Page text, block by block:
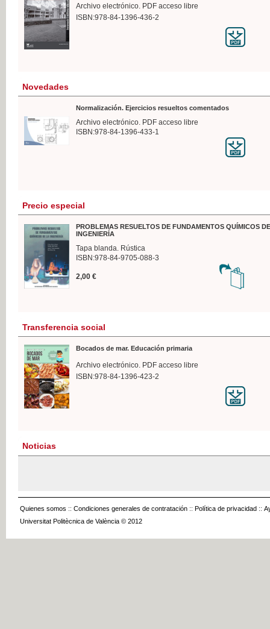
Archivo electrónico. PDF acceso libre
ISBN:978-84-1396-436-2
Novedades
Normalización. Ejercicios resueltos comentados
Archivo electrónico. PDF acceso libre
ISBN:978-84-1396-433-1
Precio especial
PROBLEMAS RESUELTOS DE FUNDAMENTOS QUÍMICOS
INGENIERÍA
Tapa blanda. Rústica
ISBN:978-84-9705-088-3
2,00 €
Transferencia social
Bocados de mar. Educación primaria
Archivo electrónico. PDF acceso libre
ISBN:978-84-1396-423-2
Noticias
Quienes somos :: Condiciones generales de contratación :: Política de privacidad ::
Universitat Politècnica de València © 2012